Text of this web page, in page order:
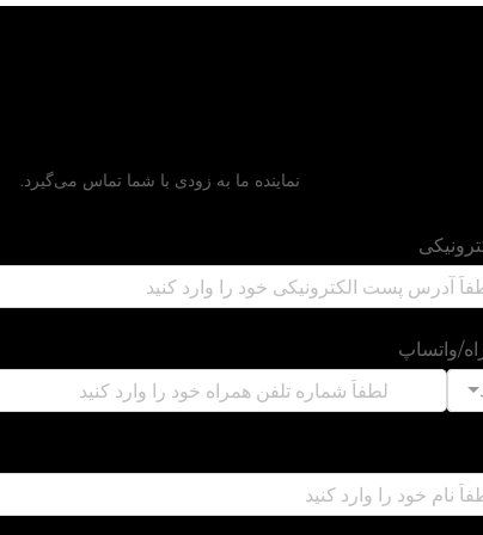
نماینده ما به زودی با شما تماس می‌گیرد.
واتساپ